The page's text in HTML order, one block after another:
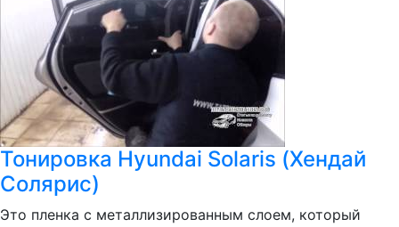
Тонировка Hyundai Solaris (Хендай
Солярис)
Это пленка с металлизированным слоем, который